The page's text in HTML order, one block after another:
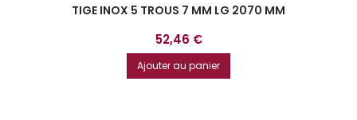
TIGE INOX 5 TROUS 7 MM LG 2070 MM
Prix
52,46 €
Ajouter au panier